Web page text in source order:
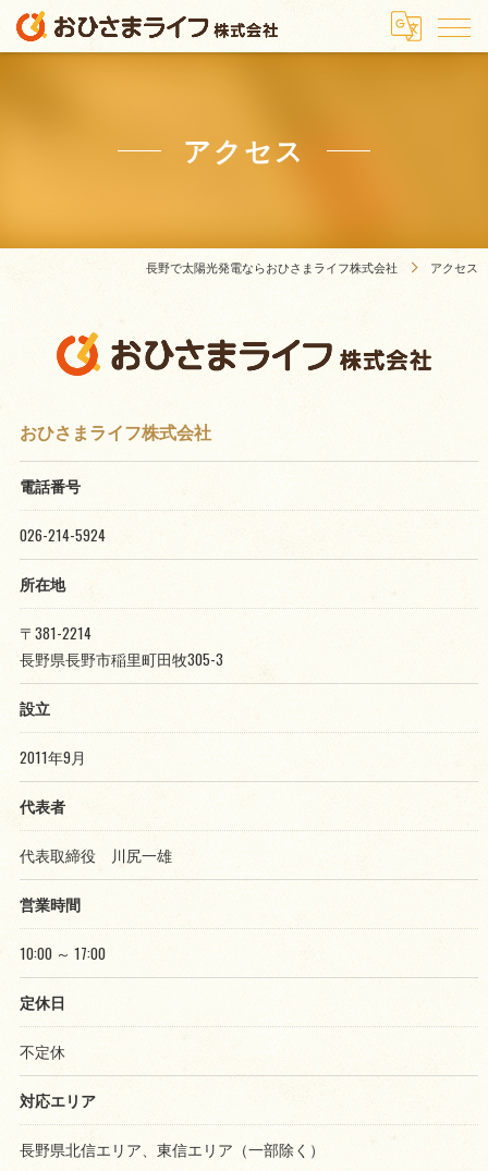
アクセス
長野で太陽光発電ならおひさまライフ株式会社 アクセス
おひさまライフ株式会社
電話番号
026-214-5924
所在地
〒381-2214
長野県長野市稲里町田牧305-3
設立
2011年9月
代表者
代表取締役 川尻一雄
営業時間
10:00 ～ 17:00
定休日
不定休
対応エリア
長野県北信エリア、東信エリア（一部除く）